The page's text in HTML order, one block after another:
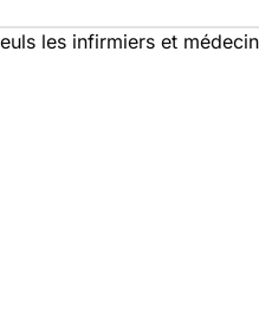
les infirmiers et